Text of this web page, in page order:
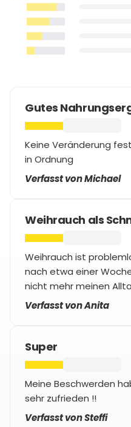
Gutes
Keine Veränderung
in Ordnung
Verfasst von Michael
Weihrauch als
Weihrauch ist
nach etwa einer
nicht mehr meinen
Verfasst von Anita
Super
Meine Beschwerden
sehr zufrieden !!
Verfasst von Steffi